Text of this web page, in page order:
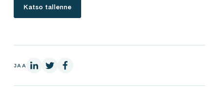
Katso tallenne
JAA LinkedInissä
X:ssäFacebookissa